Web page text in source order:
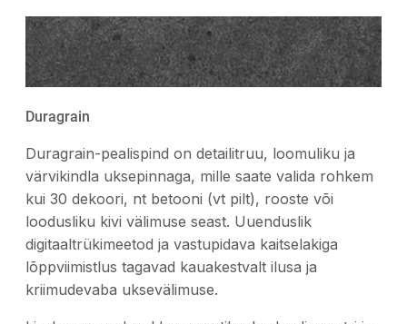
Duragrain
Duragrain-pealispind on detailitruu, loomuliku ja
värvikindla uksepinnaga, mille saate valida rohkem
kui 30 dekoori, nt betooni (vt pilt), rooste või
loodusliku kivi välimuse seast. Uuenduslik
digitaaltrükimeetod ja vastupidava kaitselakiga
lõppviimistlus tagavad kauakestvalt ilusa ja
kriimudevaba uksevälimuse.